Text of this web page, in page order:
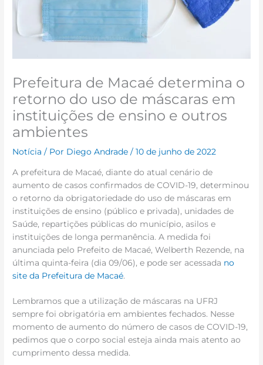
Prefeitura de Macaé determina o
retorno do uso de máscaras em
instituições de ensino e outros
ambientes
Notícia / Por Diego Andrade/10 de junho de 2022
A prefeitura de Macaé, diante do atual cenário de
aumento de casos confirmados de COVID-19, determinou
o retorno da obrigatoriedade do uso de máscaras em
instituições de ensino (público e privada), unidades de
Saúde, repartições públicas do município, asilos e
instituições de longa permanência. A medida foi
anunciada pelo Prefeito de Macaé, Welberth Rezende, na
última quinta-feira (dia 09/06), e pode ser acessada no
site da Prefeitura de Macaé.
Lembramos que a utilização de máscaras na UFRJ
sempre foi obrigatória em ambientes fechados. Nesse
momento de aumento do número de casos de COVID-19,
pedimos que o corpo social esteja ainda mais atento ao
cumprimento dessa medida.